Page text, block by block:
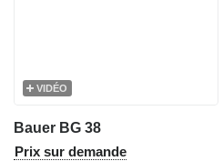
VIDÉO
Bauer BG 38
Prix sur demande